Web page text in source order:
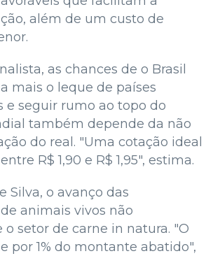
além de um custo de
as chances de o Brasil
mais o leque de países
e seguir rumo ao topo do
também depende da não
do real. "Uma cotação ideal
R$ 1,90 e R$ 1,95", estima.
Silva, o avanço das
animais vivos não
setor de carne in natura. "O
por 1% do montante abatido",